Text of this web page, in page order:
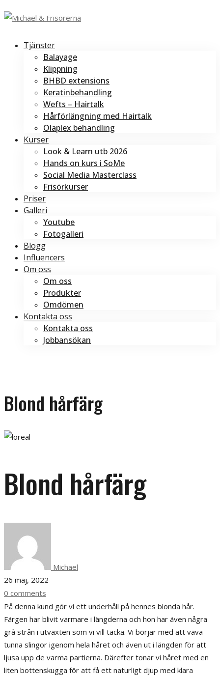
Tjänster
Balayage
Klippning
BHBD extensions
Keratinbehandling
Wefts – Hairtalk
Hårförlängning med Hairtalk
Olaplex behandling
Kurser
Look & Learn utb 2026
Hands on kurs i SoMe
Social Media Masterclass
Frisörkurser
Priser
Galleri
Youtube
Fotogalleri
Blogg
Influencers
Om oss
Om oss
Produkter
Omdömen
Kontakta oss
Kontakta oss
Jobbansökan
Blond hårfärg
Blond hårfärg
Michael
26 maj, 2022
0 comments
På denna kund gör vi ett underhåll på hennes blonda hår.
Färgen har blivit varmare i längderna och hon har även några
grå strån i utväxten som vi vill täcka. Vi börjar med att väva
tunna slingor igenom hela håret och även ut i längden för att
ljusa upp de varma partierna. Därefter tonar vi håret med en
liten bottenskugga för att få ett naturligt djup med klara